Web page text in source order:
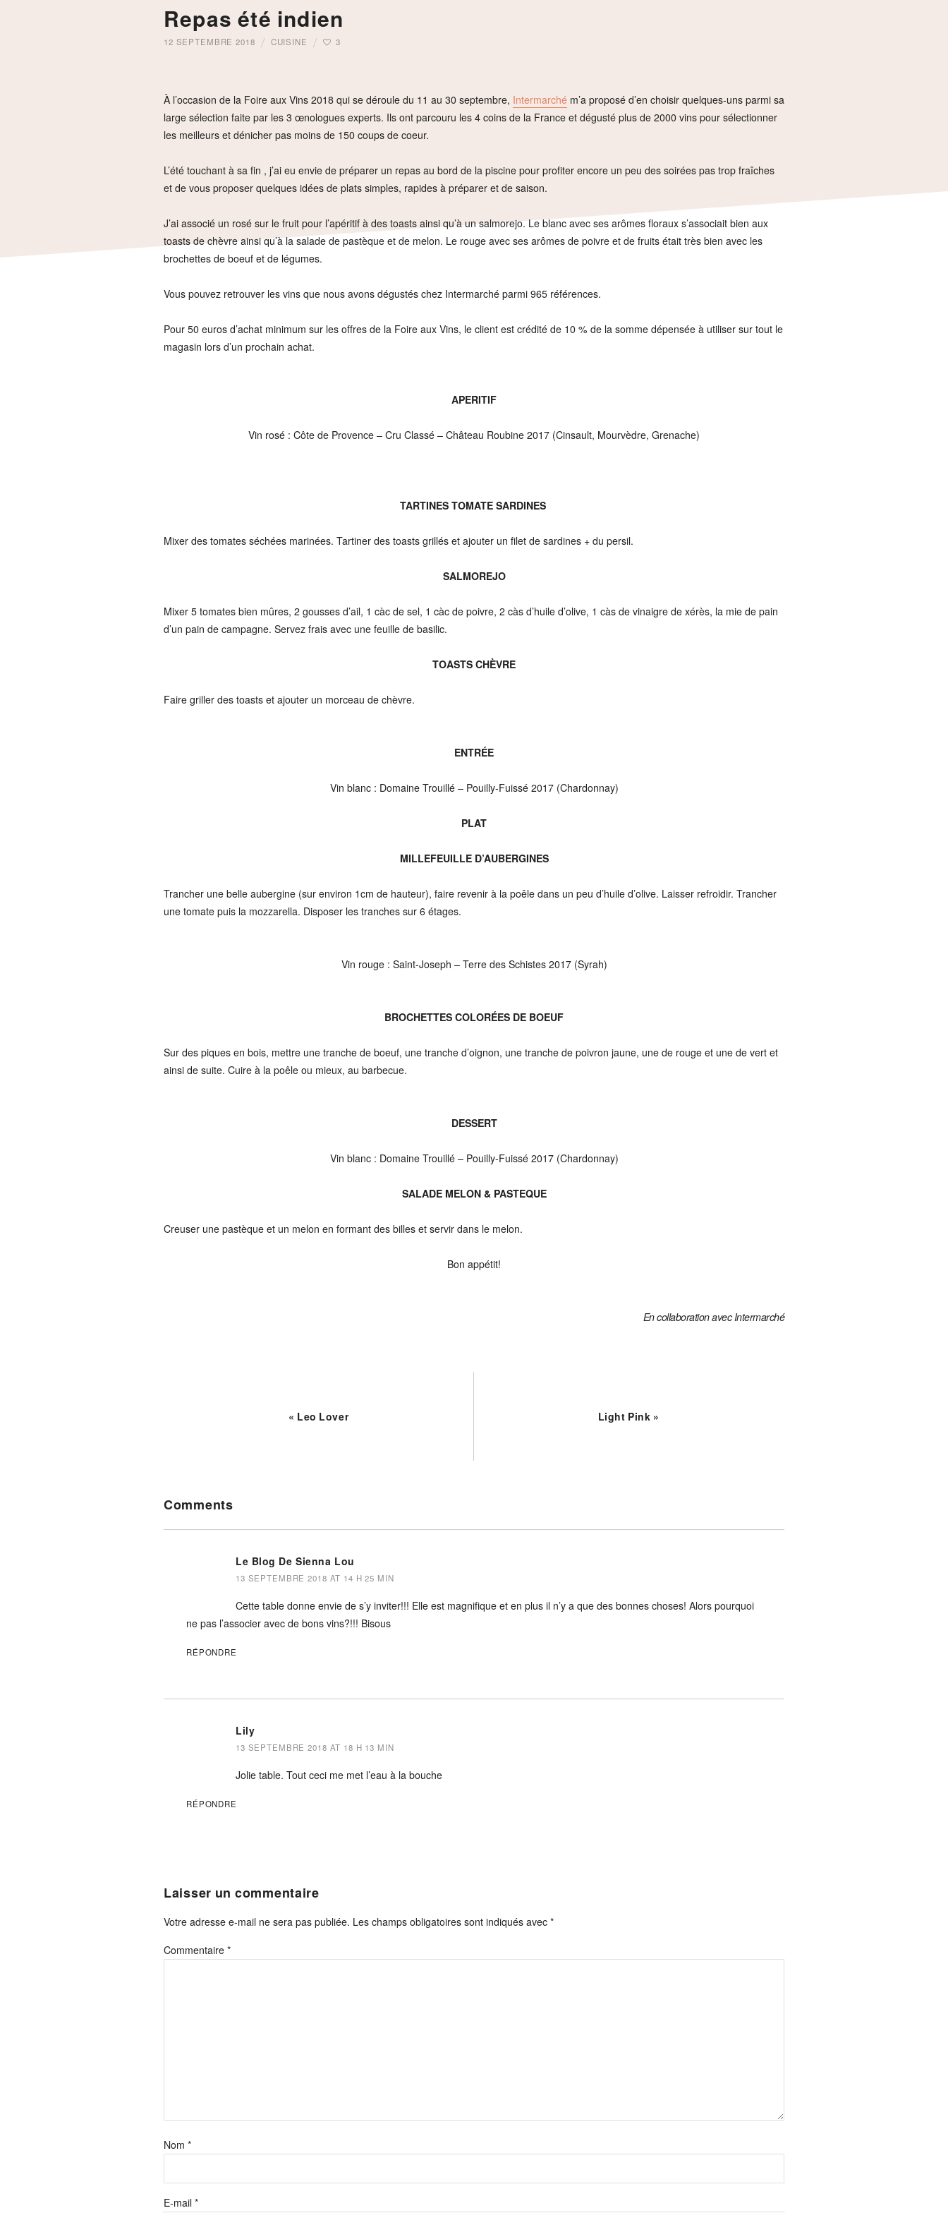
Repas été indien
12 SEPTEMBRE 2018 CUISINE 3
À l’occasion de la Foire aux Vins 2018 qui se déroule du 11 au 30 septembre, Intermarché m’a proposé d’en choisir quelques-uns parmi sa
large sélection faite par les 3 œnologues experts. Ils ont parcouru les 4 coins de la France et dégusté plus de 2000 vins pour sélectionner
les meilleurs et dénicher pas moins de 150 coups de coeur.
L’été touchant à sa fin , j’ai eu envie de préparer un repas au bord de la piscine pour profiter encore un peu des soirées pas trop fraîches
et de vous proposer quelques idées de plats simples, rapides à préparer et de saison.
J’ai associé un rosé sur le fruit pour l’apéritif à des toasts ainsi qu’à un salmorejo. Le blanc avec ses arômes floraux s’associait bien aux
toasts de chèvre ainsi qu’à la salade de pastèque et de melon. Le rouge avec ses arômes de poivre et de fruits était très bien avec les
brochettes de boeuf et de légumes.
Vous pouvez retrouver les vins que nous avons dégustés chez Intermarché parmi 965 références.
Pour 50 euros d’achat minimum sur les offres de la Foire aux Vins, le client est crédité de 10 % de la somme dépensée à utiliser sur tout le
magasin lors d’un prochain achat.
APERITIF
Vin rosé : Côte de Provence – Cru Classé – Château Roubine 2017 (Cinsault, Mourvèdre, Grenache)
TARTINES TOMATE SARDINES
Mixer des tomates séchées marinées. Tartiner des toasts grillés et ajouter un filet de sardines + du persil.
SALMOREJO
Mixer 5 tomates bien mûres, 2 gousses d’ail, 1 càc de sel, 1 càc de poivre, 2 càs d’huile d’olive, 1 càs de vinaigre de xérès, la mie de pain
d’un pain de campagne. Servez frais avec une feuille de basilic.
TOASTS CHÈVRE
Faire griller des toasts et ajouter un morceau de chèvre.
ENTRÉE
Vin blanc : Domaine Trouillé – Pouilly-Fuissé 2017 (Chardonnay)
PLAT
MILLEFEUILLE D’AUBERGINES
Trancher une belle aubergine (sur environ 1cm de hauteur), faire revenir à la poêle dans un peu d’huile d’olive. Laisser refroidir. Trancher
une tomate puis la mozzarella. Disposer les tranches sur 6 étages.
Vin rouge : Saint-Joseph – Terre des Schistes 2017 (Syrah)
BROCHETTES COLORÉES DE BOEUF
Sur des piques en bois, mettre une tranche de boeuf, une tranche d’oignon, une tranche de poivron jaune, une de rouge et une de vert et
ainsi de suite. Cuire à la poêle ou mieux, au barbecue.
DESSERT
Vin blanc : Domaine Trouillé – Pouilly-Fuissé 2017 (Chardonnay)
SALADE MELON & PASTEQUE
Creuser une pastèque et un melon en formant des billes et servir dans le melon.
Bon appétit!
En collaboration avec Intermarché
« Leo Lover Light Pink »
Interactions
Comments
Le Blog De Sienna Lou
13 SEPTEMBRE 2018 AT 14 H 25 MIN
Cette table donne envie de s’y inviter!!! Elle est magnifique et en plus il n’y a que des bonnes choses! Alors pourquoi
ne pas l’associer avec de bons vins?!!! Bisous
RÉPONDRE
Lily
13 SEPTEMBRE 2018 AT 18 H 13 MIN
Jolie table. Tout ceci me met l’eau à la bouche
RÉPONDRE
Laisser un commentaire
Votre adresse e-mail ne sera pas publiée. Les champs obligatoires sont indiqués avec *
Commentaire *
Nom *
E-mail *